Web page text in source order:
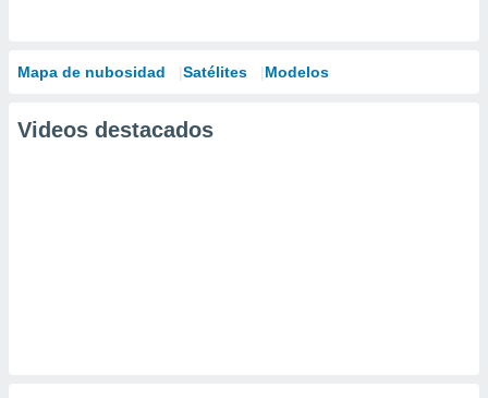
Mapa de nubosidad Satélites Modelos
Videos destacados